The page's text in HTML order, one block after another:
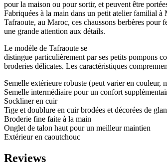
pour la maison ou pour sortir, et peuvent être
Fabriquées à la main dans un petit atelier familial à
Tafraoute, au Maroc, ces chaussons berbères pour
une grande attention aux détails.
Le modèle de Tafraoute se
distingue particulièrement par ses petits pompons
broderies délicates. Les caractéristiques
Semelle extérieure robuste (peut varier en couleur,
Semelle intermédiaire pour un confort
Sockliner en cuir
Tige et doublure en cuir brodées et décorées de
Broderie fine faite à la main
Onglet de talon haut pour un meilleur maintien
Extérieur en caoutchouc
Reviews